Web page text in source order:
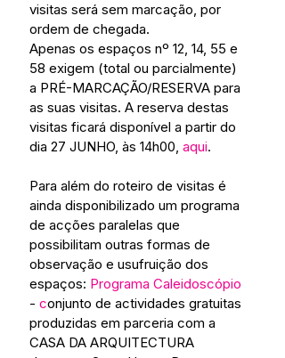
visitas será sem marcação, por
ordem de chegada.
Apenas os espaços nº 12, 14, 55 e
58 exigem (total ou parcialmente)
a PRÉ-MARCAÇÃO/RESERVA para
as suas visitas. A reserva destas
visitas ficará disponível a partir do
dia 27 JUNHO, às 14h00, aqui.
Para além do roteiro de visitas é
ainda disponibilizado um programa
de acções paralelas que
possibilitam outras formas de
observação e usufruição dos
espaços: Programa Caleidoscópio
- conjunto de actividades gratuitas
produzidas em parceria com a
CASA DA ARQUITECTURA